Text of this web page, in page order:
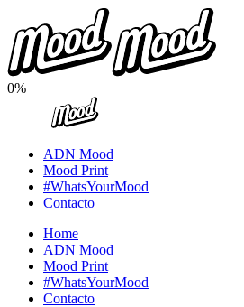
0%
ADN Mood
Mood Print
#WhatsYourMood
Contacto
Home
ADN Mood
Mood Print
#WhatsYourMood
Contacto